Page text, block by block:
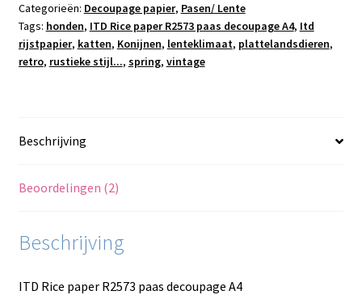
A4
aantal
Categorieën: Decoupage papier, Pasen/ Lente
Tags: honden, ITD Rice paper R2573 paas decoupage A4, Itd
rijstpapier, katten, Konijnen, lenteklimaat, plattelandsdieren,
retro, rustieke stijl..., spring, vintage
Beschrijving
Beoordelingen (2)
Beschrijving
ITD Rice paper R2573 paas decoupage A4